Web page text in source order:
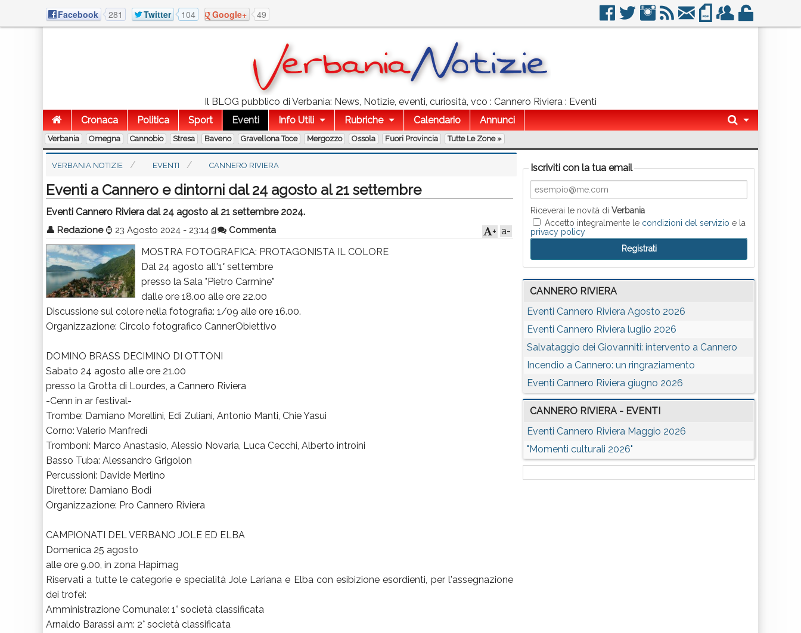
Facebook 281 Twitter 104 Google+ 49
Il BLOG pubblico di Verbania: News, Notizie, eventi, curiosità, vco : Cannero Riviera : Eventi
Cronaca
Politica Sport Eventi Info Utili Rubriche Calendario Annunci
Verbania Omegna Cannobio Stresa Baveno Gravellona Toce Mergozzo Ossola Fuori Provincia Tutte Le Zone »
VERBANIA NOTIZIE EVENTI CANNERO RIVIERA
Eventi a Cannero e dintorni dal 24 agosto al 21 settembre
Eventi Cannero Riviera dal 24 agosto al 21 settembre 2024.
👤 Redazione ⌚ 23 Agosto 2024 - 23:14 Commenta a-
+
MOSTRA FOTOGRAFICA: PROTAGONISTA IL COLORE
Dal 24 agosto all'1° settembre
presso la Sala "Pietro Carmine"
dalle ore 18.00 alle ore 22.00
Discussione sul colore nella fotografia: 1/09 alle ore 16.00.
Organizzazione: Circolo fotografico CannerObiettivo
DOMINO BRASS DECIMINO DI OTTONI
Sabato 24 agosto alle ore 21.00
presso la Grotta di Lourdes, a Cannero Riviera
-Cenn in ar festival-
Trombe: Damiano Morellini, Edi Zuliani, Antonio Manti, Chie Yasui
Corno: Valerio Manfredi
Tromboni: Marco Anastasio, Alessio Novaria, Luca Cecchi, Alberto introini
Basso Tuba: Alessandro Grigolon
Percussioni: Davide Merlino
Direttore: Damiano Bodi
Organizzazione: Pro Cannero Riviera
CAMPIONATI DEL VERBANO JOLE ED ELBA
Domenica 25 agosto
alle ore 9.00, in zona Hapimag
Riservati a tutte le categorie e specialità Jole Lariana e Elba con esibizione esordienti, per l'assegnazione
dei trofei:
Amministrazione Comunale: 1° società classificata
Arnaldo Barassi a.m: 2° società classificata
Iscriviti con la tua email
Riceverai le novità diVerbania
Accetto integralmente le condizioni del servizio e la
privacy policy
CANNERO RIVIERA
Eventi Cannero Riviera Agosto 2026
Eventi Cannero Riviera luglio 2026
Salvataggio dei Giovanniti: intervento a Cannero
Incendio a Cannero: un ringraziamento
Eventi Cannero Riviera giugno 2026
CANNERO RIVIERA - EVENTI
Eventi Cannero Riviera Maggio 2026
"Momenti culturali 2026"